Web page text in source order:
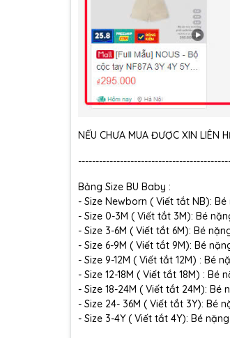
NẾU CHƯA MUA ĐƯỢC XIN LIÊN
Bảng Size BU Baby :
- Size Newborn ( Viết tắt NB):
- Size 0-3M ( Viết tắt 3M): Bé
- Size 3-6M ( Viết tắt 6M): Bé
- Size 6-9M ( Viết tắt 9M): Bé
- Size 9-12M ( Viết tắt 12M) : Bé
- Size 12-18M ( Viết tắt 18M) : Bé
- Size 18-24M ( Viết tắt 24M): Bé
- Size 24- 36M ( Viết tắt 3Y): Bé
- Size 3-4Y ( Viết tắt 4Y): Bé